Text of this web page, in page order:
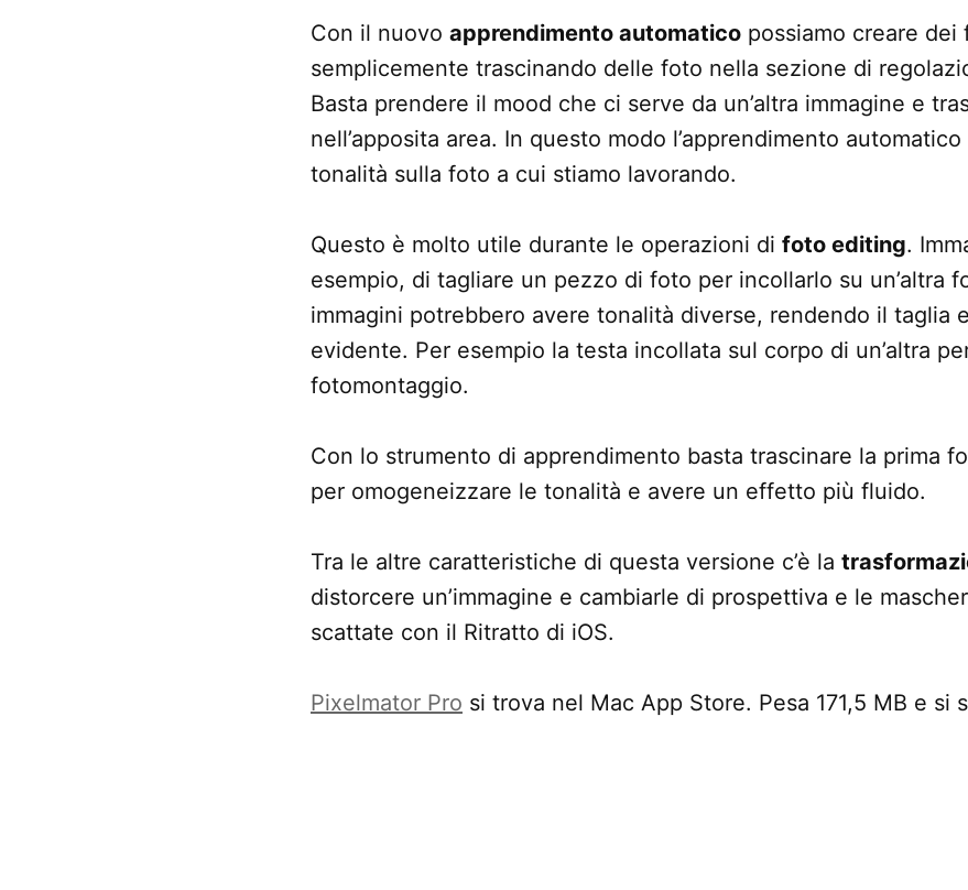
Con il nuovo apprendimento automatico possiamo creare
semplicemente trascinando delle foto nella sezione di
Basta prendere il mood che ci serve da un’altra immagine e
nell’apposita area. In questo modo l’apprendimento
tonalità sulla foto a cui stiamo lavorando.
Questo è molto utile durante le operazioni di foto editing.
esempio, di tagliare un pezzo di foto per incollarlo su un’altra
immagini potrebbero avere tonalità diverse, rendendo il taglia
evidente. Per esempio la testa incollata sul corpo di un’altra
fotomontaggio.
Con lo strumento di apprendimento basta trascinare la prima
per omogeneizzare le tonalità e avere un effetto più fluido.
Tra le altre caratteristiche di questa versione c’è la
distorcere un’immagine e cambiarle di prospettiva e le
scattate con il Ritratto di iOS.
Pixelmator Pro si trova nel Mac App Store. Pesa 171,5 MB e si